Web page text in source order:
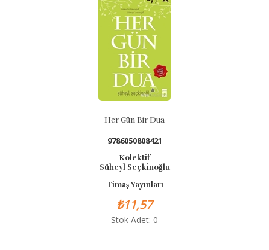
Her Gün Bir Dua
9786050808421
Kolektif
Süheyl Seçkinoğlu
Timaş Yayınları
₺11,57
Stok Adet: 0